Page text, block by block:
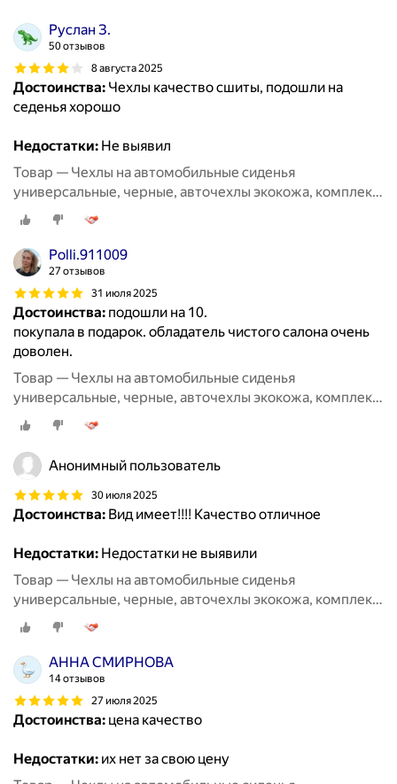
Руслан З.
50 отзывов
8 августа 2025
Достоинства: Чехлы качество сшиты, подошли на
седенья хорошо
Недостатки: Не выявил
Товар — Чехлы на автомобильные сиденья
универсальные, черные, авточехлы экокожа, комплект
на весь салон машины кожаные 11 шт
Polli.911009
27 отзывов
31 июля 2025
Достоинства: подошли на 10.
покупала в подарок. обладатель чистого салона очень
доволен.
Товар — Чехлы на автомобильные сиденья
универсальные, черные, авточехлы экокожа, комплект
на весь салон машины кожаные 11 шт
Анонимный пользователь
30 июля 2025
Достоинства: Вид имеет!!!! Качество отличное
Недостатки: Недостатки не выявили
Товар — Чехлы на автомобильные сиденья
универсальные, черные, авточехлы экокожа, комплект
на весь салон машины кожаные 11 шт
АННА СМИРНОВА
14 отзывов
27 июля 2025
Достоинства: цена качество
Недостатки: их нет за свою цену